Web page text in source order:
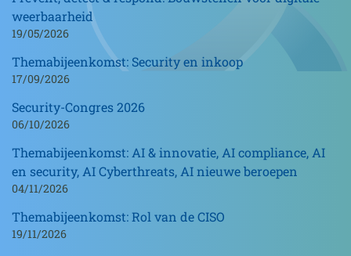
weerbaarheid
19/05/2026
Themabijeenkomst: Security en inkoop
17/09/2026
Security-Congres 2026
06/10/2026
Themabijeenkomst: AI & innovatie, AI compliance, AI
en security, AI Cyberthreats, AI nieuwe beroepen
04/11/2026
Themabijeenkomst: Rol van de CISO
19/11/2026